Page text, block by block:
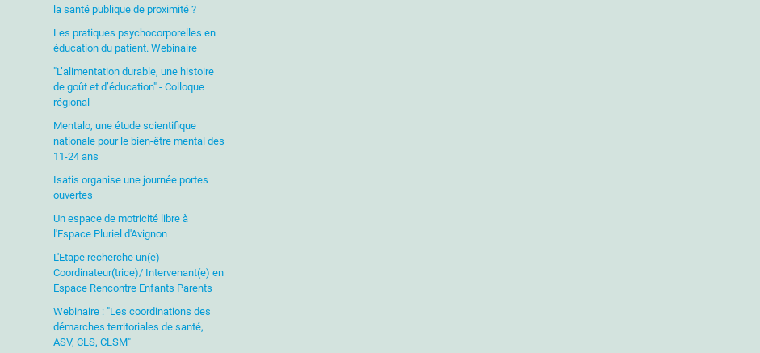
la santé publique de proximité ?
Les pratiques psychocorporelles en
éducation du patient. Webinaire
"L’alimentation durable, une histoire
de goût et d’éducation" - Colloque
régional
Mentalo, une étude scientifique
nationale pour le bien-être mental des
11-24 ans
Isatis organise une journée portes
ouvertes
Un espace de motricité libre à
l'Espace Pluriel d'Avignon
L'Etape recherche un(e)
Coordinateur(trice)/ Intervenant(e) en
Espace Rencontre Enfants Parents
Webinaire : "Les coordinations des
démarches territoriales de santé,
ASV, CLS, CLSM"